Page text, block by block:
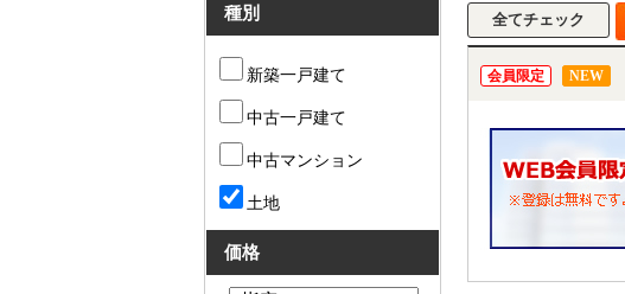
会員限定 NEW
種別
新築一戸建て
中古一戸建て
中古マンション
土地
価格